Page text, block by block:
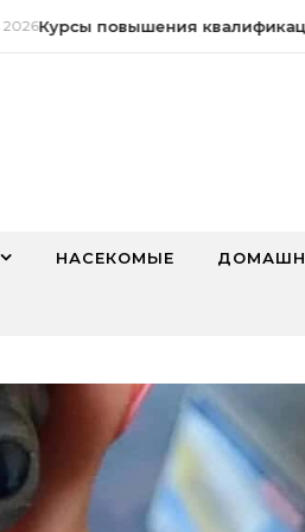
Курсы повышения квалификации
НАСЕКОМЫЕ